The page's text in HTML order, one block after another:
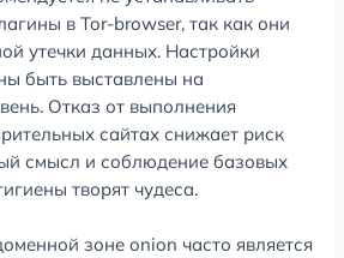
в Tor-browser, так как они
утечки данных. Настройки
быть выставлены на
Отказ от выполнения
сайтах снижает риск
смысл и соблюдение базовых
творят чудеса.
зоне onion часто является